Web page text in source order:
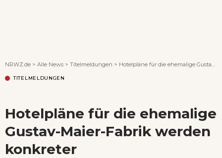
NRWZ.de > Alle News > Titelmeldungen > Hotelpläne für die ehemalige Gustav-Maier-Fabrik werden konkreter
TITELMELDUNGEN
Hotelpläne für die ehemalige
Gustav-Maier-Fabrik werden
konkreter